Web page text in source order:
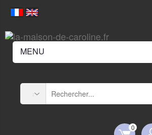
MENU
0